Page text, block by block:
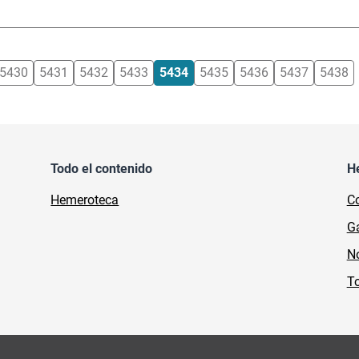
5431 5432 5433 5434 5435 5436 5437 5438
Todo el contenido
Hemeroteca